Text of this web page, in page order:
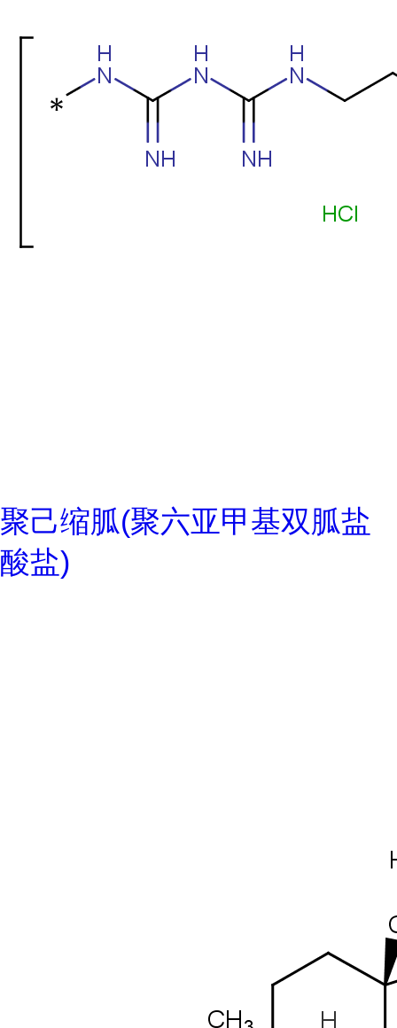
聚己缩胍(聚六亚甲基双胍盐
酸盐)